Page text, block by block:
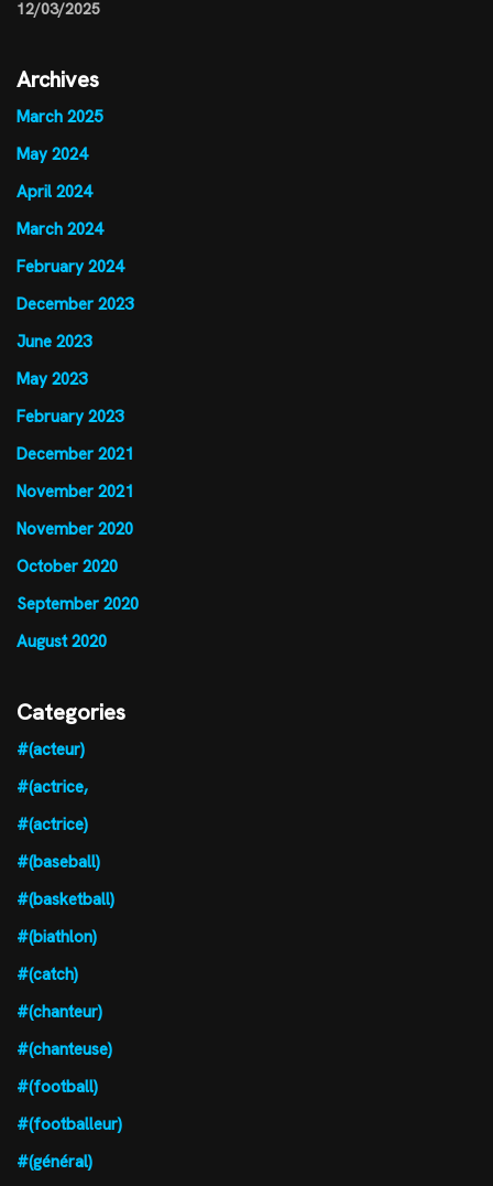
12/03/2025
Archives
March 2025
May 2024
April 2024
March 2024
February 2024
December 2023
June 2023
May 2023
February 2023
December 2021
November 2021
November 2020
October 2020
September 2020
August 2020
Categories
#(acteur)
#(actrice,
#(actrice)
#(baseball)
#(basketball)
#(biathlon)
#(catch)
#(chanteur)
#(chanteuse)
#(football)
#(footballeur)
#(général)